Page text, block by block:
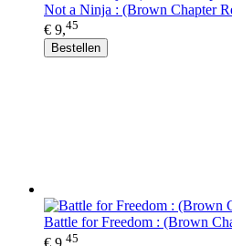
Not a Ninja : (Brown Chapter
€ 9,45
Bestellen
Battle for Freedom : (Brown
€ 9,45